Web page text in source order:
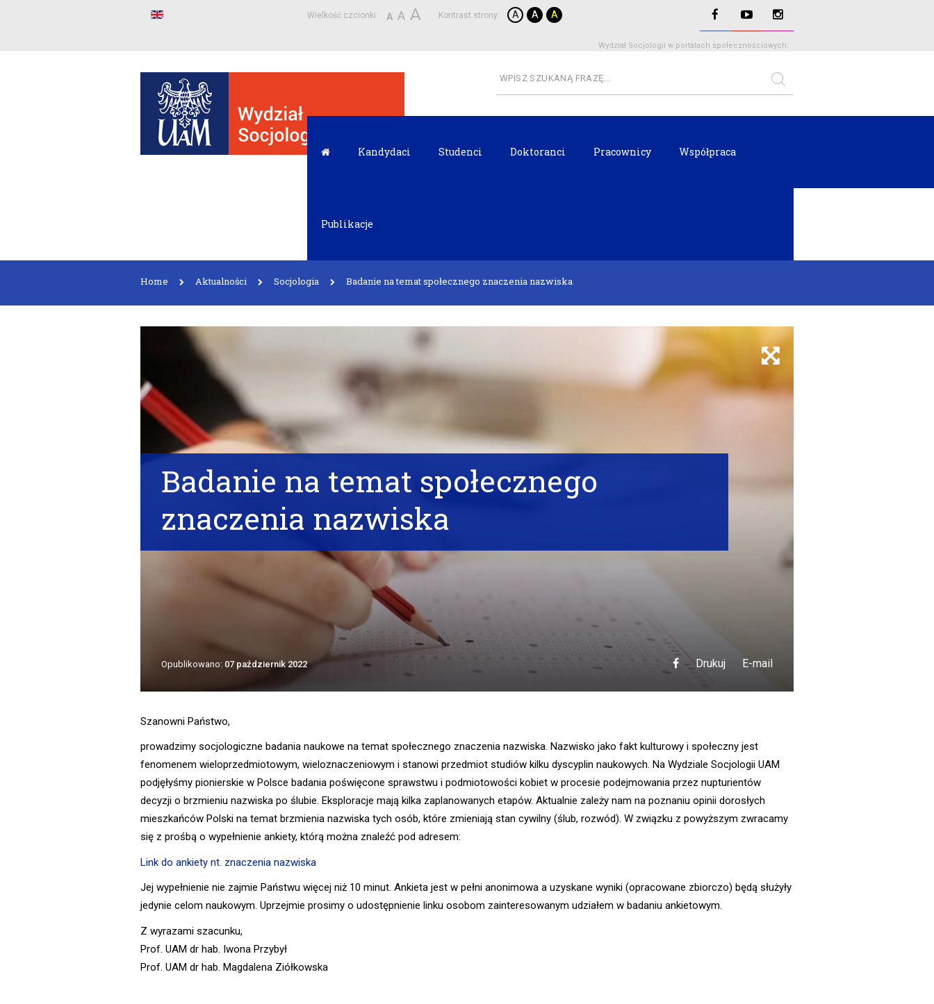
Wielkość czcionki: A A A Kontrast strony: A A A
Wydział Socjologii w portalach społecznościowych:
Kandydaci Studenci Doktoranci Pracownicy Współpraca
Publikacje
Home Aktualności Socjologia Badanie na temat społecznego znaczenia nazwiska
Badanie na temat społecznego
znaczenia nazwiska
Drukuj E-mail
Opublikowano: 07 październik 2022
Szanowni Państwo,
prowadzimy socjologiczne badania naukowe na temat społecznego znaczenia nazwiska. Nazwisko jako fakt kulturowy i społeczny jest
fenomenem wieloprzedmiotowym, wieloznaczeniowym i stanowi przedmiot studiów kilku dyscyplin naukowych. Na Wydziale Socjologii UAM
podjęłyśmy pionierskie w Polsce badania poświęcone sprawstwu i podmiotowości kobiet w procesie podejmowania przez nupturientów
decyzji o brzmieniu nazwiska po ślubie. Eksploracje mają kilka zaplanowanych etapów. Aktualnie zależy nam na poznaniu opinii dorosłych
mieszkańców Polski na temat brzmienia nazwiska tych osób, które zmieniają stan cywilny (ślub, rozwód). W związku z powyższym zwracamy
się z prośbą o wypełnienie ankiety, którą można znaleźć pod adresem:
Link do ankiety nt. znaczenia nazwiska
Jej wypełnienie nie zajmie Państwu więcej niż 10 minut. Ankieta jest w pełni anonimowa a uzyskane wyniki (opracowane zbiorczo) będą służyły
jedynie celom naukowym. Uprzejmie prosimy o udostępnienie linku osobom zainteresowanym udziałem w badaniu ankietowym.
Z wyrazami szacunku,
Prof. UAM dr hab. Iwona Przybył
Prof. UAM dr hab. Magdalena Ziółkowska